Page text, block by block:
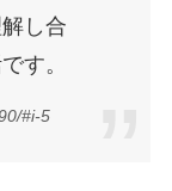
し合
す。
#i-5